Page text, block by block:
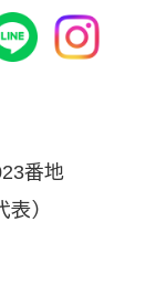
桜川市公
番地
表）